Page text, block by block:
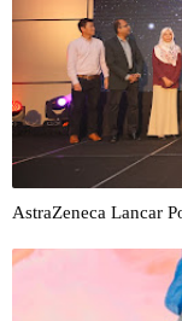
AstraZeneca Lancar